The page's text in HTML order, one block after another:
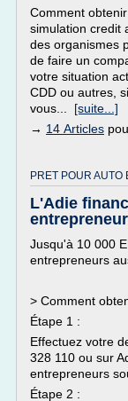
Comment
simulation credit
des organismes
de faire un
votre situation
CDD ou autres,
vous... [suite...]
→ 14 Articles
PRET POUR
L'Adie
Jusqu'à 10 000
entrepreneurs
> Comment
Étape 1 :
Effectuez votre
328 110 ou sur
entrepreneurs
Étape 2 :